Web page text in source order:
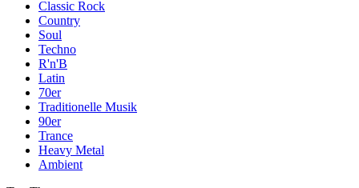
Classic Rock
Country
Soul
Techno
R'n'B
Latin
70er
Traditionelle Musik
90er
Trance
Heavy Metal
Ambient